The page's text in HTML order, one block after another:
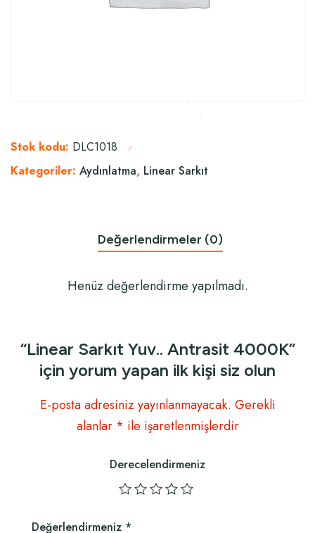
Stok kodu: DLC1018
Kategoriler: Aydınlatma, Linear Sarkıt
Değerlendirmeler (0)
Henüz değerlendirme yapılmadı.
“Linear Sarkıt Yuv.. Antrasit 4000K”
için yorum yapan ilk kişi siz olun
E-posta adresiniz yayınlanmayacak. Gerekli
alanlar * ile işaretlenmişlerdir
Derecelendirmeniz
Değerlendirmeniz *